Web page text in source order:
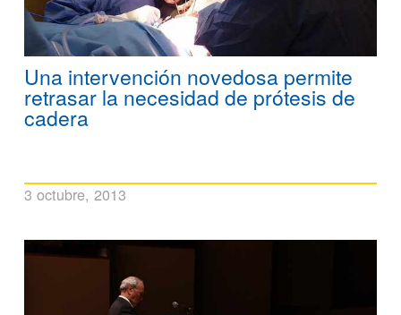
Una intervención novedosa permite
retrasar la necesidad de prótesis de
cadera
3 octubre, 2013